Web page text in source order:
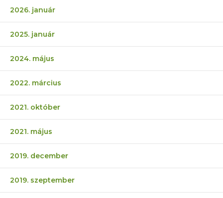
2026. január
2025. január
2024. május
2022. március
2021. október
2021. május
2019. december
2019. szeptember